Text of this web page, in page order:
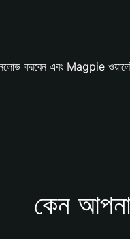
করবেন এবং Magpie
কেন